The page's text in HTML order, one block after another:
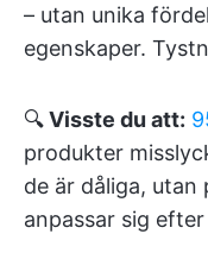
– utan unika
egenskaper.
🔍Visste du att:
produkter
de är dåliga,
anpassar sig